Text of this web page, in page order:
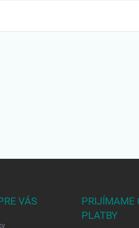
VÁS
PRIJÍMAME
PLATBY